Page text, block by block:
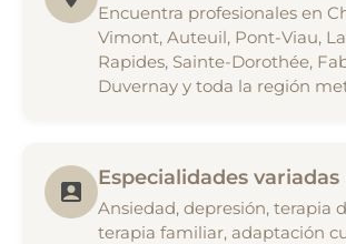
Encuentra profesionales en
Vimont, Auteuil, Pont-Viau,
Rapides, Sainte-Dorothée,
Duvernay y toda la región
Especialidades variadas
Ansiedad, depresión, terapia
terapia familiar, adaptación